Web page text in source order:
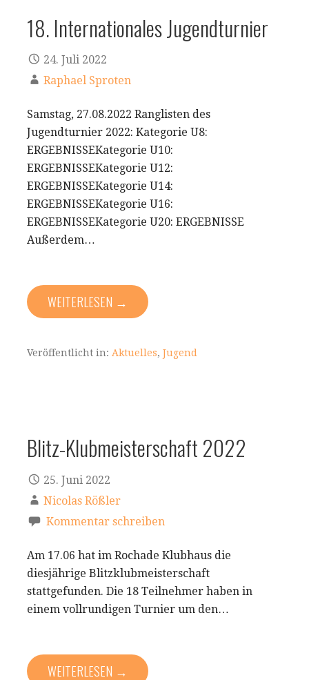
18. Internationales Jugendturnier
24. Juli 2022
Raphael Sproten
Samstag, 27.08.2022 Ranglisten des
Jugendturnier 2022: Kategorie U8:
ERGEBNISSEKategorie U10:
ERGEBNISSEKategorie U12:
ERGEBNISSEKategorie U14:
ERGEBNISSEKategorie U16:
ERGEBNISSEKategorie U20: ERGEBNISSE
Außerdem…
WEITERLESEN →
Veröffentlicht in: Aktuelles, Jugend
Blitz-Klubmeisterschaft 2022
25. Juni 2022
Nicolas Rößler
Kommentar schreiben
Am 17.06 hat im Rochade Klubhaus die
diesjährige Blitzklubmeisterschaft
stattgefunden. Die 18 Teilnehmer haben in
einem vollrundigen Turnier um den…
WEITERLESEN →